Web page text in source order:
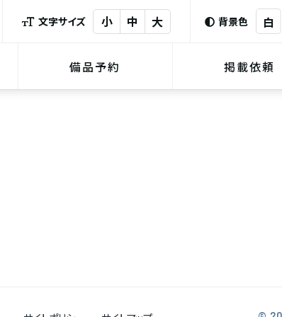
文字サイズ 小 中 大 背景色 白
備品予約 掲載依頼